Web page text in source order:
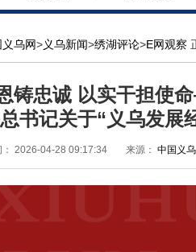
乌网>义乌新闻>绣湖评论>E网观察
铸忠诚 以实干担使
书记关于“义乌发展
2026-04-28 09:17:34 来源： 中国义